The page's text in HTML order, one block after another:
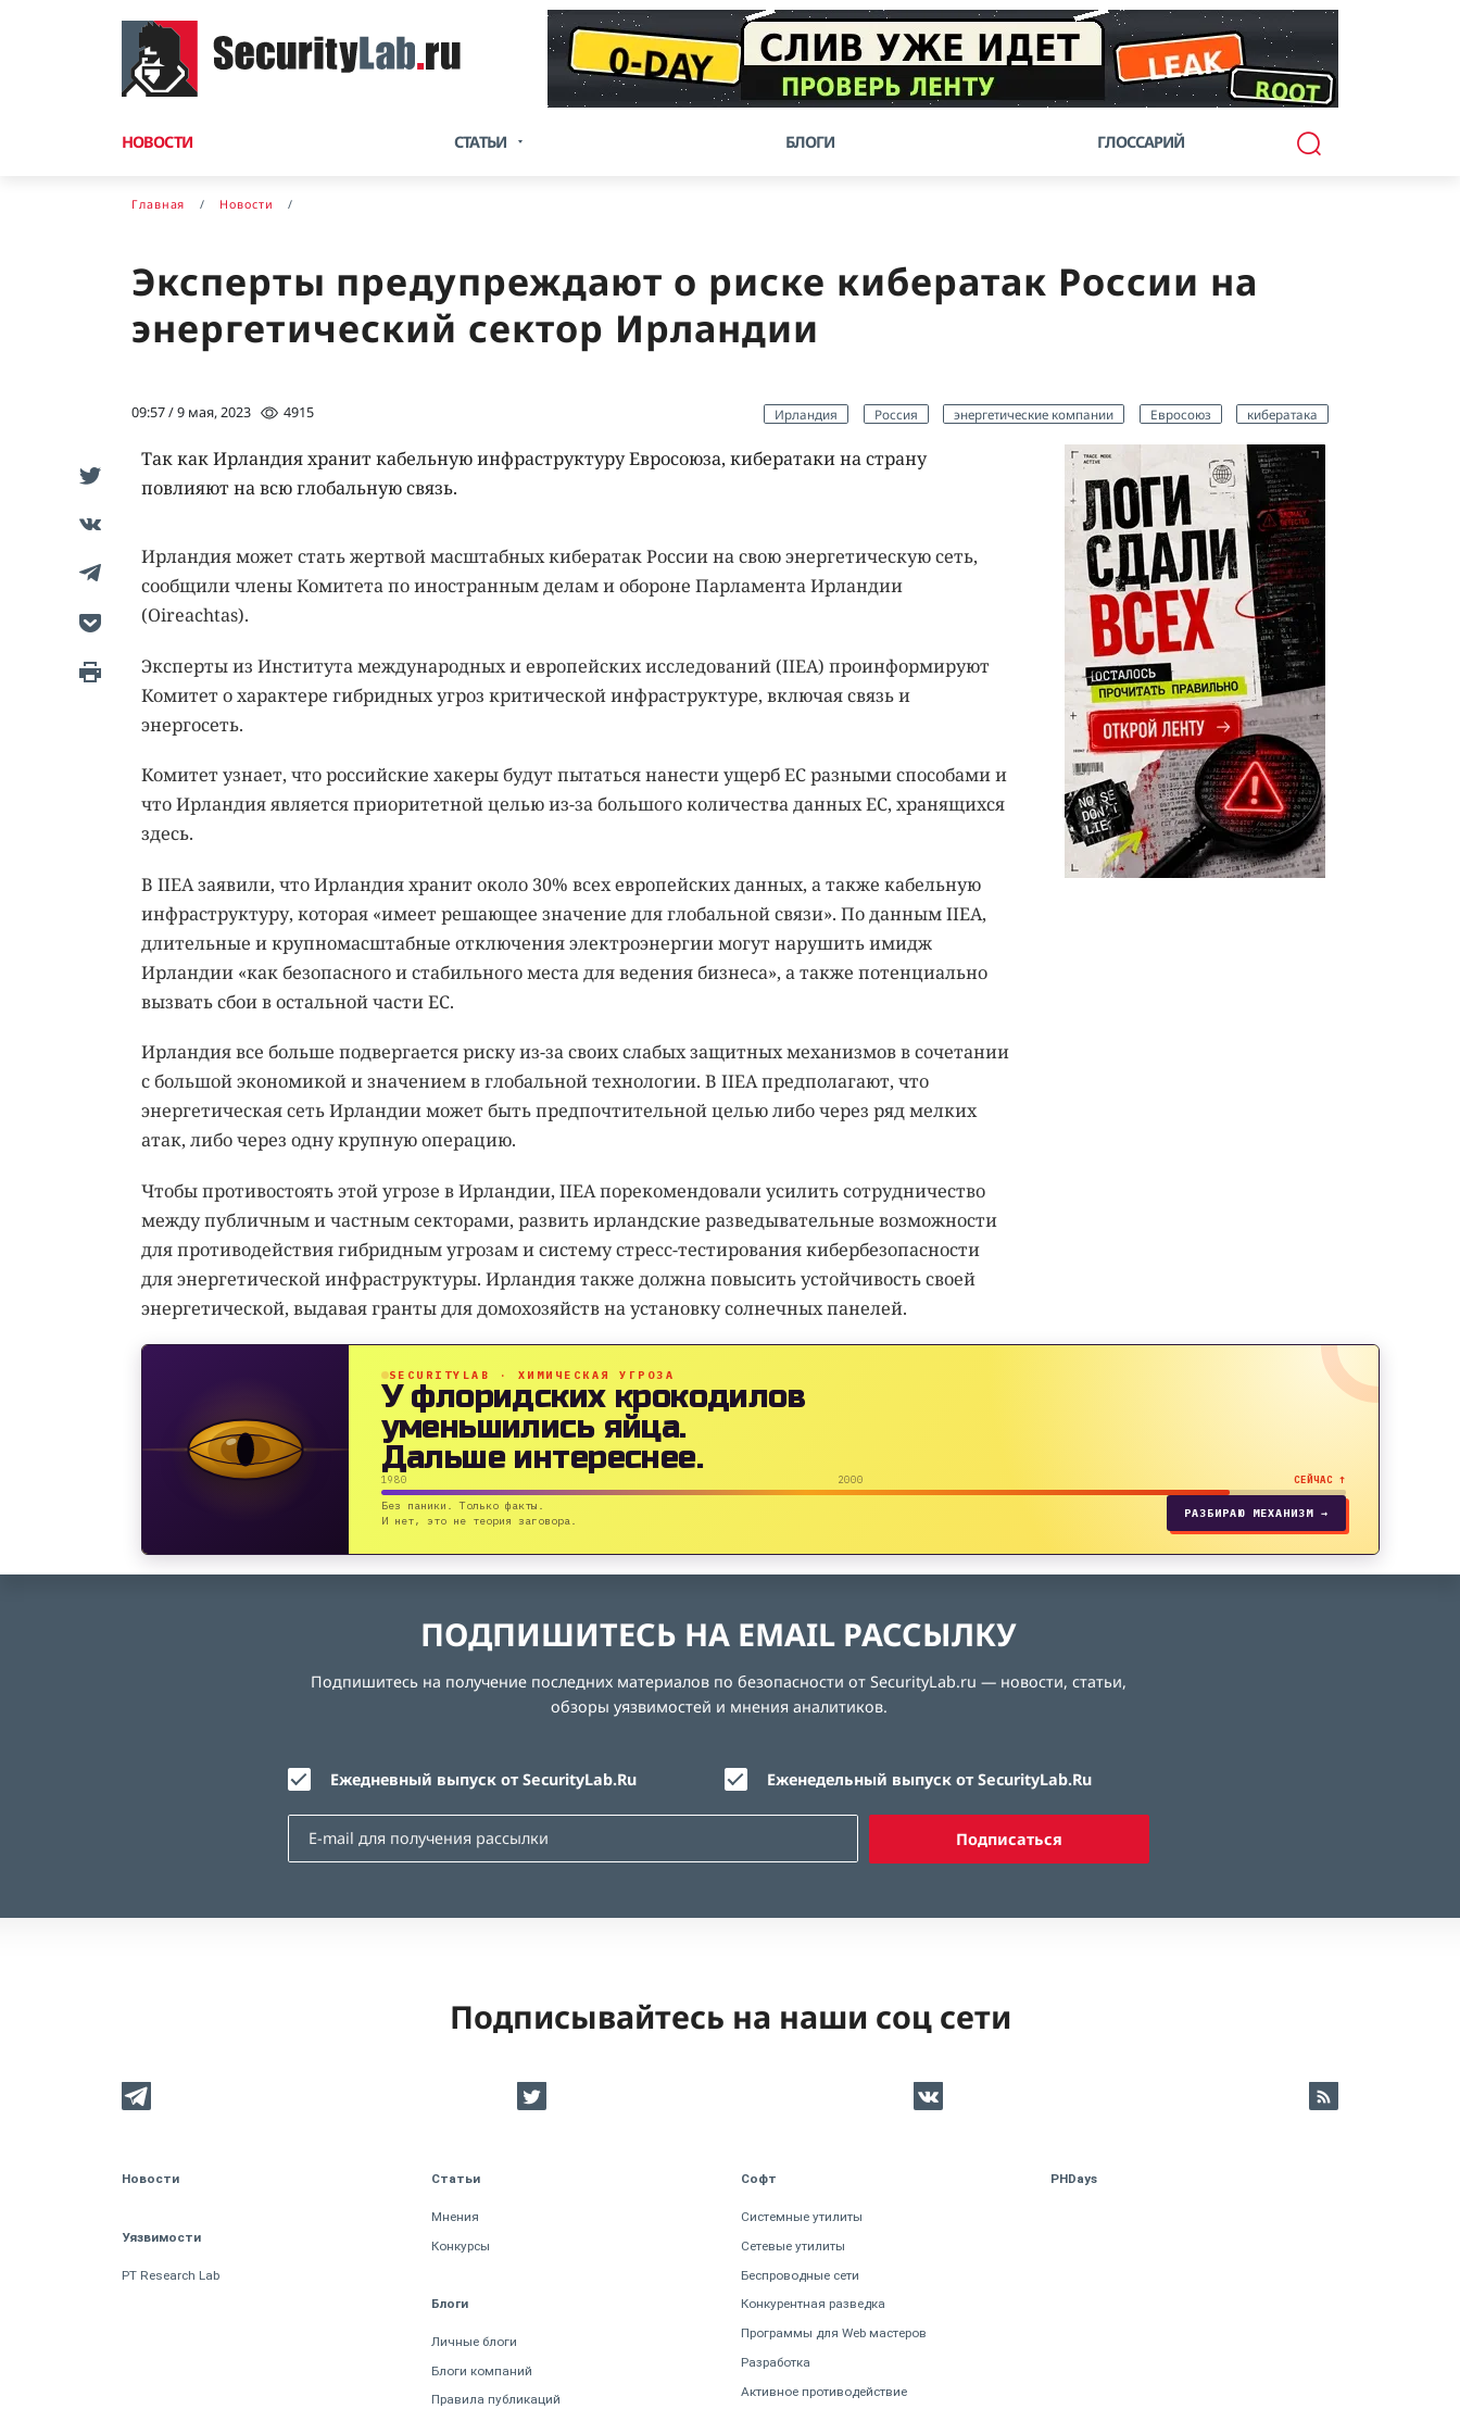
НОВОСТИ СТАТЬИ БЛОГИ ГЛОССАРИЙ
Главная Новости
Эксперты предупреждают о риске кибератак России на
энергетический сектор Ирландии
09:57 / 9 мая, 2023 4915 Ирландия Россия энергетические компании Евросоюз кибератака
Так как Ирландия хранит кабельную инфраструктуру Евросоюза, кибератаки на страну
повлияют на всю глобальную связь.
Ирландия может стать жертвой масштабных кибератак России на свою энергетическую сеть,
сообщили члены Комитета по иностранным делам и обороне Парламента Ирландии
(Oireachtas).
Эксперты из Института международных и европейских исследований (IIEA) проинформируют
Комитет о характере гибридных угроз критической инфраструктуре, включая связь и
энергосеть.
Комитет узнает, что российские хакеры будут пытаться нанести ущерб ЕС разными способами и
что Ирландия является приоритетной целью из-за большого количества данных ЕС, хранящихся
здесь.
В IIEA заявили, что Ирландия хранит около 30% всех европейских данных, а также кабельную
инфраструктуру, которая «имеет решающее значение для глобальной связи». По данным IIEA,
длительные и крупномасштабные отключения электроэнергии могут нарушить имидж
Ирландии «как безопасного и стабильного места для ведения бизнеса», а также потенциально
вызвать сбои в остальной части ЕС.
Ирландия все больше подвергается риску из-за своих слабых защитных механизмов в сочетании
с большой экономикой и значением в глобальной технологии. В IIEA предполагают, что
энергетическая сеть Ирландии может быть предпочтительной целью либо через ряд мелких
атак, либо через одну крупную операцию.
Чтобы противостоять этой угрозе в Ирландии, IIEA порекомендовали усилить сотрудничество
между публичным и частным секторами, развить ирландские разведывательные возможности
для противодействия гибридным угрозам и систему стресс-тестирования кибербезопасности
для энергетической инфраструктуры. Ирландия также должна повысить устойчивость своей
энергетической, выдавая гранты для домохозяйств на установку солнечных панелей.
SECURITYLAB · ХИМИЧЕСКАЯ УГРОЗА
У флоридских крокодилов
уменьшились яйца.
Дальше интереснее.
1980 2000 СЕЙЧАС ↑
Без паники. Только факты.
И нет, это не теория заговора.
РАЗБИРАЮ МЕХАНИЗМ →
ПОДПИШИТЕСЬ НА EMAIL РАССЫЛКУ
Подпишитесь на получение последних материалов по безопасности от SecurityLab.ru — новости, статьи,
обзоры уязвимостей и мнения аналитиков.
Ежедневный выпуск от SecurityLab.Ru Еженедельный выпуск от SecurityLab.Ru
Подписаться
Подписывайтесь на наши соц сети
Новости
Уязвимости
PT Research Lab
Статьи
Мнения
Конкурсы
Блоги
Личные блоги
Блоги компаний
Правила публикаций
Софт
Системные утилиты
Сетевые утилиты
Беспроводные сети
Конкурентная разведка
Программы для Web мастеров
Разработка
Активное противодействие
PHDays